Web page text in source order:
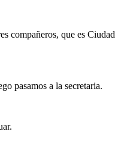
compañeros, que es Ciudad
pasamos a la secretaria.